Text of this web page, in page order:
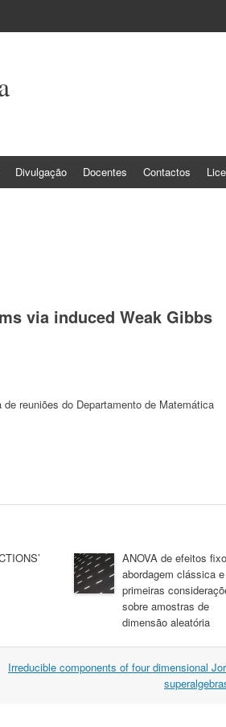
Divulgação Docentes Contactos
via induced Weak Gibbs
reuniões do Departamento de Matemática
ANOVA de efeitos
abordagem clássica e
primeiras
sobre amostras de
dimensão aleatória
Irreducible components of four dimensional